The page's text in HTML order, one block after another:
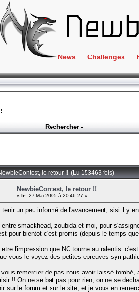
News Challenges
Crackme
ClientSide
Forensics
Wargame
Rechercher
le retour !! (Lu 153463 fois)
NewbieContest, le retour !!
« le: 27 Mai 2005 à 20:46:27 »
un peu informé de l'avancement, sisi il y
entre smackhead, zoubida et moi, pour
pour bientot c'est promis (depuis le temps
l'impression que NC tourne au ralentis,
vous le voyez des petites epreuves
remercier de pas nous avoir laissé
!! On ne se bat pas pour rien, on ne se
sur le forum et sur le site, et je vous en